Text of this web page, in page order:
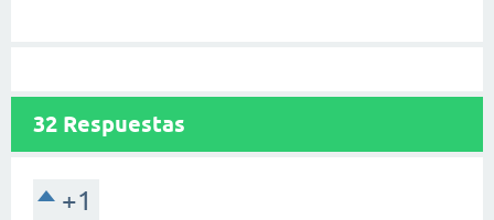
32 Respuestas
+1